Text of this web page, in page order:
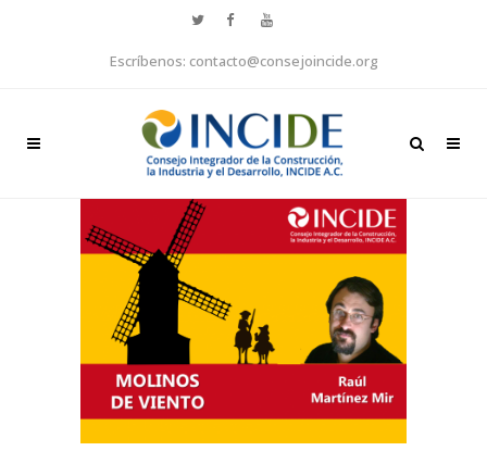
Escríbenos: contacto@consejoincide.org